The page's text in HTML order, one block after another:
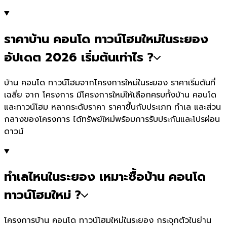
ราคาบ้าน คอนโด ทาวน์โฮมใหม่ในระยอง
อัปเดต 2026 เริ่มต้นเท่าไร ?
บ้าน คอนโด ทาวน์โฮมจากโครงการใหม่ในระยอง ราคาเริ่มต้นที่
เฉลี่ย จาก โครงการ มีโครงการใหม่ให้เลือกครบทั้งบ้าน คอนโด
และทาวน์โฮม หลากระดับราคา ราคาขึ้นกับประเภท ทำเล และส่วน
กลางของโครงการ ได้ทรัพย์ใหม่พร้อมการรับประกันและโปรผ่อน
ดาวน์
ทำเลไหนในระยอง เหมาะซื้อบ้าน คอนโด
ทาวน์โฮมใหม่ ?
โครงการบ้าน คอนโด ทาวน์โฮมใหม่ในระยอง กระจุกตัวในย่าน